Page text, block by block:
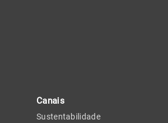
Canais
Sustentabilidade